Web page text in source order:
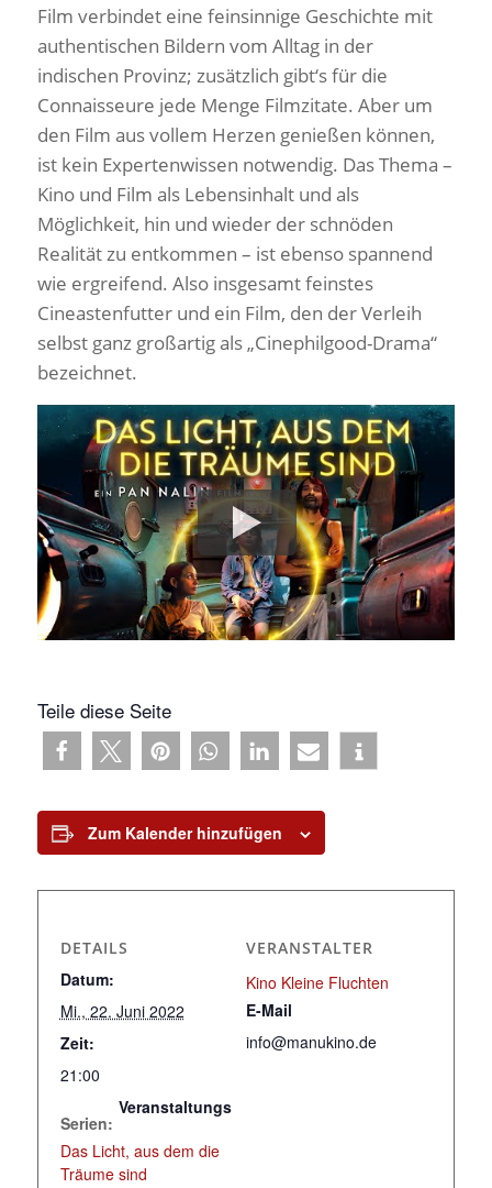
Film verbindet eine feinsinnige Geschichte mit
authentischen Bildern vom Alltag in der
indischen Provinz; zusätzlich gibt‘s für die
Connaisseure jede Menge Filmzitate. Aber um
den Film aus vollem Herzen genießen können,
ist kein Expertenwissen notwendig. Das Thema –
Kino und Film als Lebensinhalt und als
Möglichkeit, hin und wieder der schnöden
Realität zu entkommen – ist ebenso spannend
wie ergreifend. Also insgesamt feinstes
Cineastenfutter und ein Film, den der Verleih
selbst ganz großartig als „Cinephilgood-Drama“
bezeichnet.
Teile diese Seite
Zum Kalender hinzufügen
DETAILS
Datum:
Mi., 22. Juni 2022
Zeit:
21:00
Serien:
Das Licht, aus dem die
Träume sind
Veranstaltungs
VERANSTALTER
Kino Kleine Fluchten
E-Mail
info@manukino.de